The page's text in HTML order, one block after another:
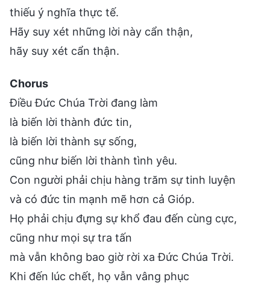
thiếu ý nghĩa thực tế.
Hãy suy xét những lời này cẩn thận,
hãy suy xét cẩn thận.
Chorus
Điều Đức Chúa Trời đang làm
là biến lời thành đức tin,
là biến lời thành sự sống,
cũng như biến lời thành tình yêu.
Con người phải chịu hàng trăm sự tinh luyện
và có đức tin mạnh mẽ hơn cả Gióp.
Họ phải chịu đựng sự khổ đau đến cùng cực,
cũng như mọi sự tra tấn
mà vẫn không bao giờ rời xa Đức Chúa Trời.
Khi đến lúc chết, họ vẫn vâng phục